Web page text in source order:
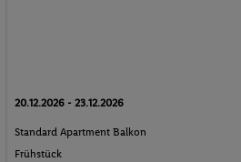
20.12.2026 - 23.12.2026
Standard Apartment Balkon
Frühstück